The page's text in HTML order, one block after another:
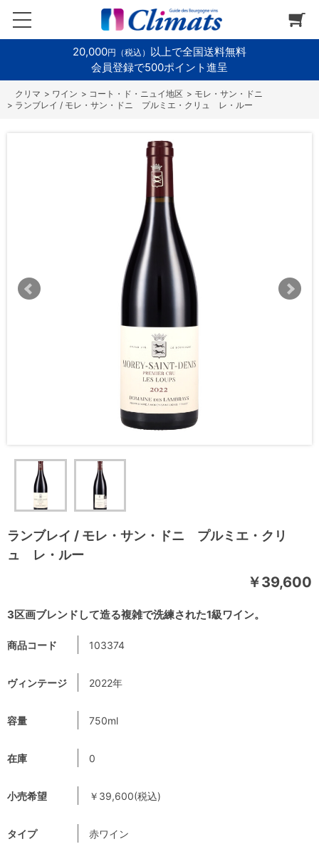
20,000円（税込） 以上で全国送料無料
会員登録で500ポイント進呈
> ワイン > コート・ド・ニュイ地区 > モレ・サン・ドニ
> ランブレイ / モレ・サン・ドニ プルミエ・クリュ レ・ルー
ランブレイ / モレ・サン・ドニ プルミエ・クリ
ュ レ・ルー
3区画ブレンドして造る複雑で洗練された1級ワイン。
￥39,600
商品コード 103374
ヴィンテージ 2022年
容量 750ml
在庫 0
小売希望 ￥39,600(税込)
タイプ 赤ワイン